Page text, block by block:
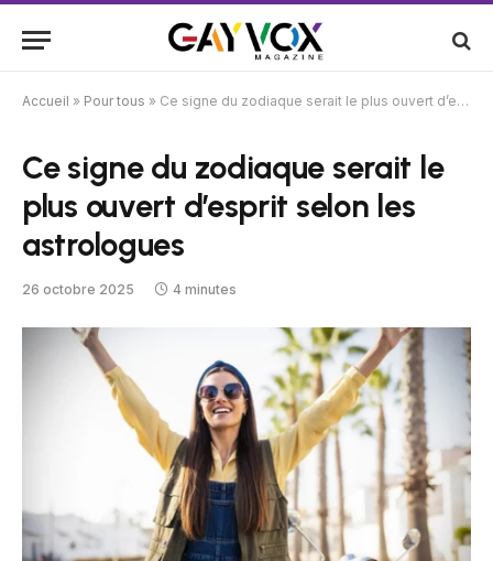
Accueil » Pour tous » Ce signe du zodiaque serait le plus ouvert d’esprit selon les astrologues
Ce signe du zodiaque serait le
plus ouvert d’esprit selon les
astrologues
26 octobre 2025 4 minutes